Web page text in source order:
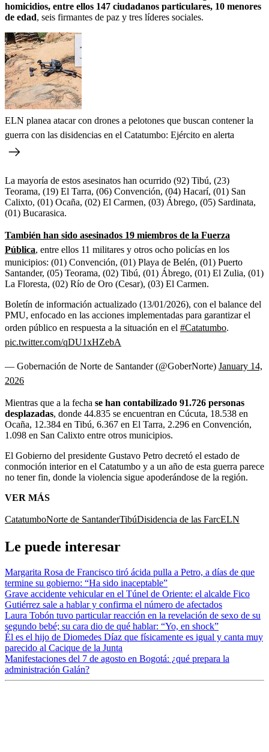
homicidios, entre ellos 147 ciudadanos particulares, 10 menores
de edad, seis firmantes de paz y tres líderes sociales.
ELN planea atacar con drones a pelotones que buscan contener la
guerra con las disidencias en el Catatumbo: Ejército en alerta
La mayoría de estos asesinatos han ocurrido (92) Tibú, (23)
Teorama, (19) El Tarra, (06) Convención, (04) Hacarí, (01) San
Calixto, (01) Ocaña, (02) El Carmen, (03) Ábrego, (05) Sardinata,
(01) Bucarasica.
También han sido asesinados 19 miembros de la Fuerza
Pública, entre ellos 11 militares y otros ocho policías en los
municipios: (01) Convención, (01) Playa de Belén, (01) Puerto
Santander, (05) Teorama, (02) Tibú, (01) Ábrego, (01) El Zulia, (01)
La Floresta, (02) Río de Oro (Cesar), (03) El Carmen.
Boletín de información actualizado (13/01/2026), con el balance del
PMU, enfocado en las acciones implementadas para garantizar el
orden público en respuesta a la situación en el #Catatumbo.
pic.twitter.com/qDU1xHZebA
— Gobernación de Norte de Santander (@GoberNorte) January 14,
2026
Mientras que a la fecha se han contabilizado 91.726 personas
desplazadas, donde 44.835 se encuentran en Cúcuta, 18.538 en
Ocaña, 12.384 en Tibú, 6.367 en El Tarra, 2.296 en Convención,
1.098 en San Calixto entre otros municipios.
El Gobierno del presidente Gustavo Petro decretó el estado de
conmoción interior en el Catatumbo y a un año de esta guerra parece
no tener fin, donde la violencia sigue apoderándose de la región.
VER MÁS
CatatumboNorte de SantanderTibúDisidencia de las FarcELN
Le puede interesar
Margarita Rosa de Francisco tiró ácida pulla a Petro, a días de que
termine su gobierno: “Ha sido inaceptable”
Grave accidente vehicular en el Túnel de Oriente: el alcalde Fico
Gutiérrez sale a hablar y confirma el número de afectados
Laura Tobón tuvo particular reacción en la revelación de sexo de su
segundo bebé; su cara dio de qué hablar: “Yo, en shock”
Él es el hijo de Diomedes Díaz que físicamente es igual y canta muy
parecido al Cacique de la Junta
Manifestaciones del 7 de agosto en Bogotá: ¿qué prepara la
administración Galán?